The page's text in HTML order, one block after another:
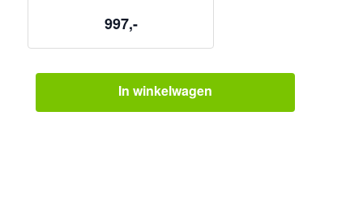
997,-
In winkelwagen